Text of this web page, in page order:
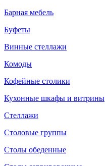
Барная мебель
Буфеты
Винные стеллажи
Комоды
Кофейные столики
Кухонные шкафы и витрины
Стеллажи
Столовые группы
Столы обеденные